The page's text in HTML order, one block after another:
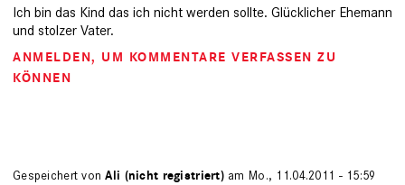
Ich bin das Kind das ich nicht werden sollte. Glücklicher Ehemann
und stolzer Vater.
ANMELDEN, UM KOMMENTARE VERFASSEN ZU
KÖNNEN
Gespeichert vonAli (nicht registriert)am Mo., 11.04.2011 - 15:59